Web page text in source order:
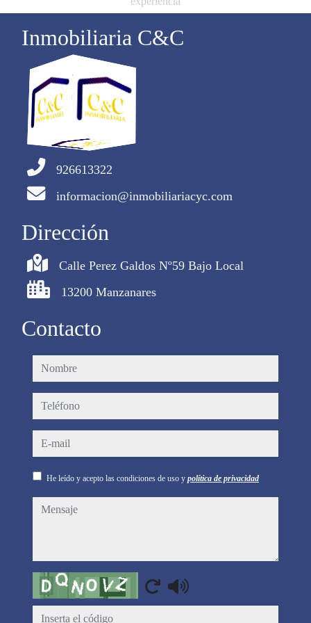
Inmobiliaria C&C
926613322
informacion@inmobiliariacyc.com
Dirección
Calle Perez Galdos Nº59 Bajo Local
13200 Manzanares
Contacto
nombre
teléfono
e-mail
He leído y acepto las condiciones de uso y política de privacidad
mensaje
Captcha